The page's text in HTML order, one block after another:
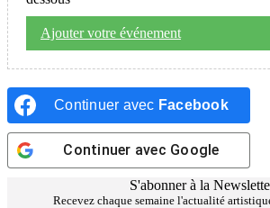
Ajouter votre événement
Continuer avec Facebook
Continuer avec Google
S'abonner à la
Recevez chaque semaine l'actualité